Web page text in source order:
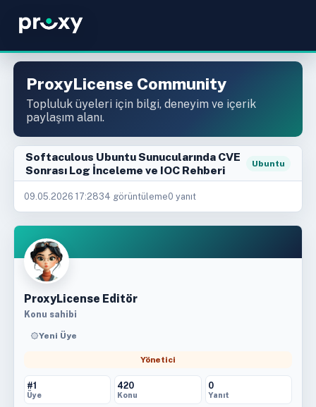
ProxyLicense Community
Topluluk üyeleri için bilgi, deneyim ve içerik
paylaşım alanı.
Softaculous Ubuntu Sunucularında CVE
Sonrası Log İnceleme ve IOC Rehberi
Ubuntu
09.05.2026 17:2834 görüntüleme0 yanıt
ProxyLicense Editör
Konu sahibi
Yeni Üye
Yönetici
#1
Üye
420
Konu
0
Yanıt